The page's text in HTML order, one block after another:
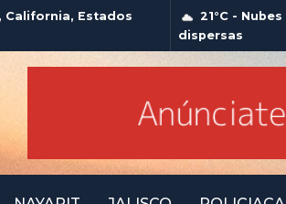
California, Estados
21°C - Nubes
dispersas